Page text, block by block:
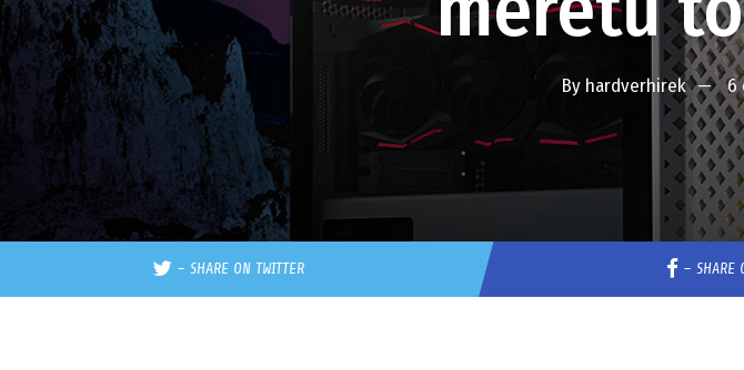
By hardverhirek 6
– SHARE ON TWITTER – SHARE